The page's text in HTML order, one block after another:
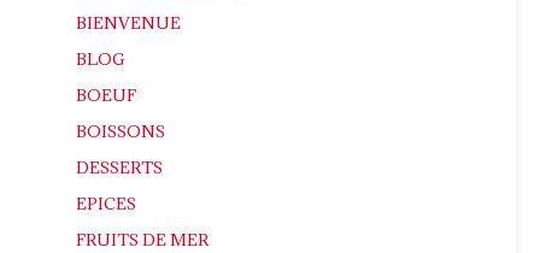
BIENVENUE
BLOG
BOEUF
BOISSONS
DESSERTS
EPICES
FRUITS DE MER